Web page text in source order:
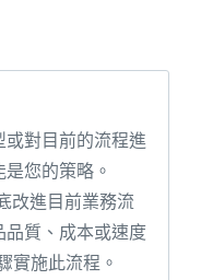
對目前的流程進
您的策略。
改進目前業務流
質、成本或速度
實施此流程。